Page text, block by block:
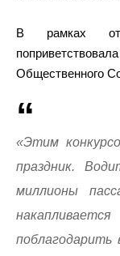
В рамках
Общественного
«Этим
праздник.
миллионы